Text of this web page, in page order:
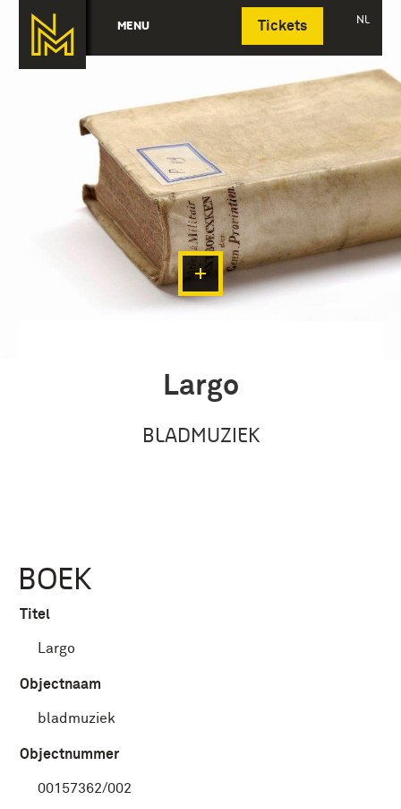
MENU Tickets NL
Deutsch
Largo
BLADMUZIEK
BOEK
Titel
Largo
Objectnaam
bladmuziek
Objectnummer
00157362/002